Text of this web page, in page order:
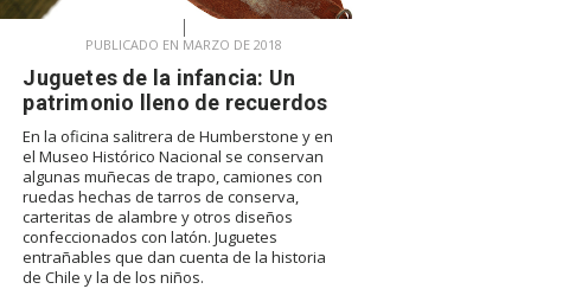
PUBLICADO EN MARZO DE 2018
Juguetes de la infancia: Un
patrimonio lleno de recuerdos
En la oficina salitrera de Humberstone y en
el Museo Histórico Nacional se conservan
algunas muñecas de trapo, camiones con
ruedas hechas de tarros de conserva,
carteritas de alambre y otros diseños
confeccionados con latón. Juguetes
entrañables que dan cuenta de la historia
de Chile y la de los niños.